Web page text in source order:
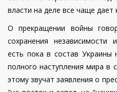
власти на деле все чаще дает
О прекращении войны
сохранения независимости
есть пока в состав
полного наступления мира в
этому звучат заявления о